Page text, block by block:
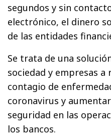
segundos y sin
electrónico, el dinero
de las entidades
Se trata de una
sociedad y empresas a
contagio de
coronavirus y
seguridad en las
los bancos.